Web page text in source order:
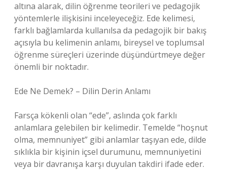
altına alarak, dilin öğrenme teorileri ve pedagojik
yöntemlerle ilişkisini inceleyeceğiz. Ede kelimesi,
farklı bağlamlarda kullanılsa da pedagojik bir bakış
açısıyla bu kelimenin anlamı, bireysel ve toplumsal
öğrenme süreçleri üzerinde düşündürtmeye değer
önemli bir noktadır.
Ede Ne Demek? – Dilin Derin Anlamı
Farsça kökenli olan “ede”, aslında çok farklı
anlamlara gelebilen bir kelimedir. Temelde “hoşnut
olma, memnuniyet” gibi anlamlar taşıyan ede, dilde
sıklıkla bir kişinin içsel durumunu, memnuniyetini
veya bir davranışa karşı duyulan takdiri ifade eder.